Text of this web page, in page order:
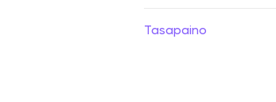
Tasapaino